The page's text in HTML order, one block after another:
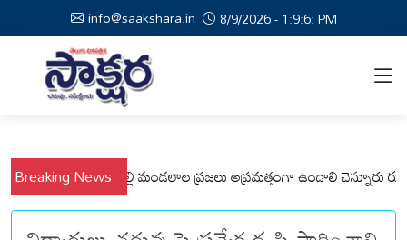
info@saakshara.in 8/9/2026 - 1:9:7: PM
Breaking News
కోటపల్లి, వేమనపల్లి మండలాల ప్రజలు అప్రమత్తంగా ఉండాలి చెన్నూరు రూరల్